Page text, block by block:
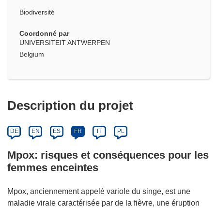
Biodiversité
Coordonné par
UNIVERSITEIT ANTWERPEN
Belgium
Description du projet
DE EN ES FR IT PL
Mpox: risques et conséquences pour les
femmes enceintes
Mpox, anciennement appelé variole du singe, est une
maladie virale caractérisée par de la fièvre, une éruption